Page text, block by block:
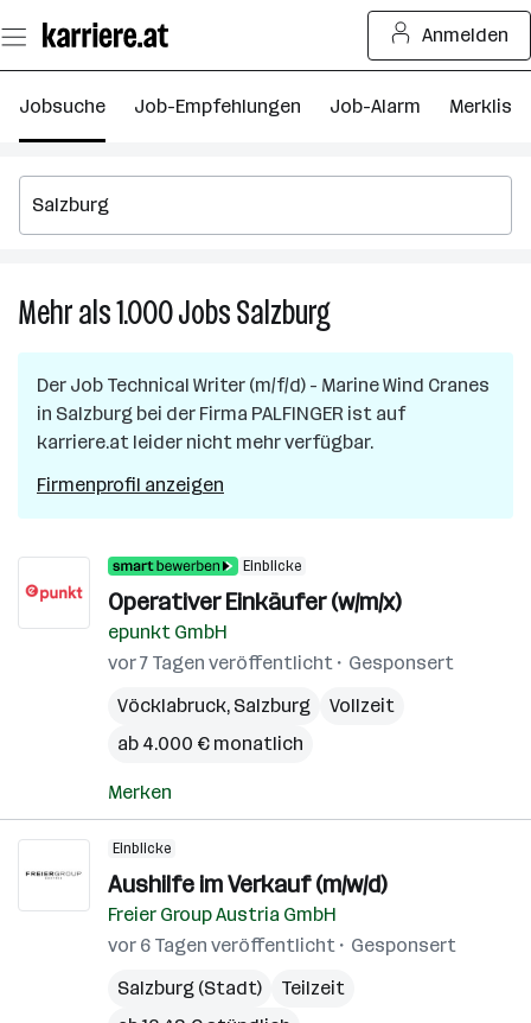
Seiteninhalt
springen
Anmelden
Jobsuche Job-Empfehlungen Job-Alarm Merkliste
Mehr als 1.000JobsSalzburgMehr
als
Jobs
in
Salzburg
Der Job Technical Writer (m/f/d) - Marine Wind Cranes
in Salzburg bei der Firma PALFINGER ist auf
karriere.at leider nicht mehr verfügbar.
Firmenprofil anzeigen
Einblicke
Operativer Einkäufer (w/m/x)
epunkt GmbH
vor 7 Tagen veröffentlicht
Gesponsert
Vöcklabruck, Salzburg
Vollzeit
ab 4.000 € monatlich
Merken
Einblicke
Aushilfe im Verkauf (m/w/d)
Freier Group Austria GmbH
vor 6 Tagen veröffentlicht
Gesponsert
Salzburg (Stadt)
Teilzeit